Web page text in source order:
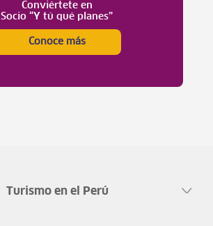
Conviértete en
Socio “Y tú qué planes”
Conoce más
Turismo en el Perú